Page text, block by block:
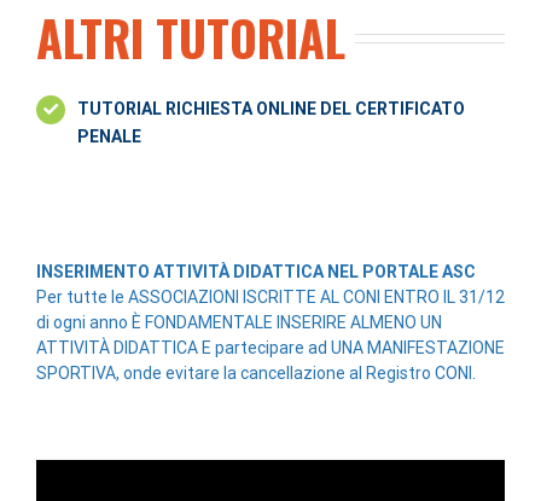
ALTRI TUTORIAL
TUTORIAL RICHIESTA ONLINE DEL CERTIFICATO
PENALE
INSERIMENTO ATTIVITÀ DIDATTICA NEL PORTALE ASC
Per tutte le ASSOCIAZIONI ISCRITTE AL CONI ENTRO IL 31/12
di ogni anno È FONDAMENTALE INSERIRE ALMENO UN
ATTIVITÀ DIDATTICA E partecipare ad UNA MANIFESTAZIONE
SPORTIVA, onde evitare la cancellazione al Registro CONI.